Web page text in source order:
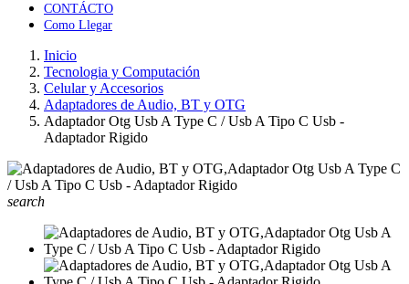
CONTÁCTO
Como Llegar
Inicio
Tecnologia y Computación
Celular y Accesorios
Adaptadores de Audio, BT y OTG
Adaptador Otg Usb A Type C / Usb A Tipo C Usb -
Adaptador Rigido
search